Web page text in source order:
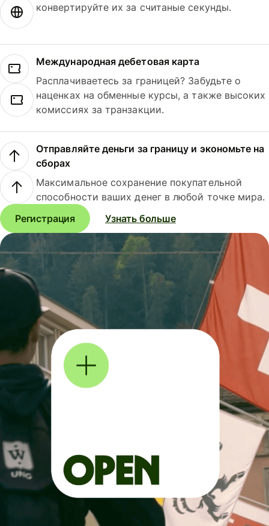
конвертируйте их за считаные секунды.
Международная дебетовая карта
Расплачиваетесь за границей? Забудьте о
наценках на обменные курсы, а также высоких
комиссиях за транзакции.
Отправляйте деньги за границу и экономьте на
сборах
Максимальное сохранение покупательной
способности ваших денег в любой точке мира.
Регистрация
Узнать больше